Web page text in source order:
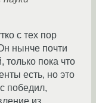
с тех пор
нынче почти
только пока что
есть, но это
победил,
из